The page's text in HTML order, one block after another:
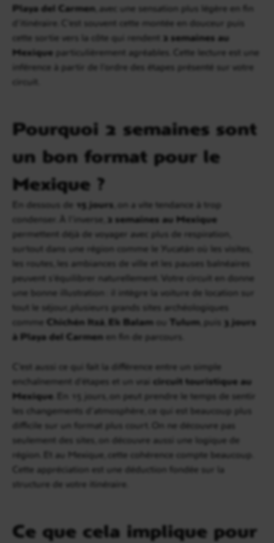
Playa del Carmen , avec une sensation plus légère en fin
d’itinéraire. C’est souvent cette montée en douceur puis
cette sortie vers la côte qui rendent 2 semaines au
Mexique particulièrement agréables. Cette lecture est une
inférence à partir de l’ordre des étapes présenté sur votre
Pourquoi 2 semaines sont
un bon format pour le
Mexique ?
En dessous de 15 jours , on a vite tendance à trop
condenser. À l’inverse, 2 semaines au Mexique
permettent déjà de voyager avec plus de respiration,
surtout dans une région comme le Yucatán où les visites,
les routes, les ambiances de ville et les pauses balnéaires
peuvent s’équilibrer naturellement. Votre circuit en donne
une bonne illustration : il intègre la voiture de location sur
tout le séjour, plusieurs grands sites archéologiques
comme Chichén Itzá Ek Balam Tulum
3 jours
à Playa del Carmen en fin de parcours.
C’est aussi ce qui fait la différence entre un simple
enchaînement d’étapes et un vrai circuit touristique au
Mexique . En 15 jours, on peut prendre le temps de sentir
les changements d’atmosphère, ce qui est beaucoup plus
difficile sur un format plus court. On ne découvre pas
seulement des sites, on découvre aussi une logique de
région. Et au Mexique, cette cohérence compte beaucoup.
Cette appréciation est une déduction fondée sur la
structure de votre itinéraire.
Ce que cela implique pour